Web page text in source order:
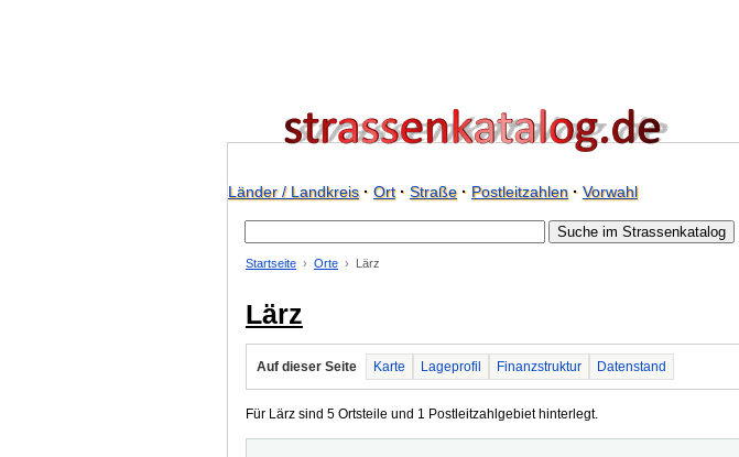
Länder / Landkreis· Ort· Straße· Postleitzahlen· Vorwahl
Startseite Orte Lärz
Lärz
Auf dieser Seite Karte Lageprofil Finanzstruktur Datenstand
Für Lärz sind 5 Ortsteile und 1 Postleitzahlgebiet hinterlegt.